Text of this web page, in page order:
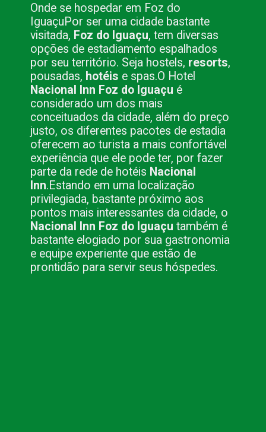
Onde se hospedar em Foz do
IguaçuPor ser uma cidade bastante
visitada, Foz do Iguaçu, tem diversas
opções de estadiamento espalhados
por seu território. Seja hostels, resorts,
pousadas, hotéis e spas.O Hotel
Nacional Inn Foz do Iguaçu é
considerado um dos mais
conceituados da cidade, além do preço
justo, os diferentes pacotes de estadia
oferecem ao turista a mais confortável
experiência que ele pode ter, por fazer
parte da rede de hotéis Nacional
Inn.Estando em uma localização
privilegiada, bastante próximo aos
pontos mais interessantes da cidade, o
Nacional Inn Foz do Iguaçutambém é
bastante elogiado por sua gastronomia
e equipe experiente que estão de
prontidão para servir seus hóspedes.